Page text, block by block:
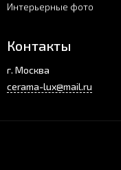
Интерьерные фото
Контакты
г. Москва
cerama-lux@mail.ru